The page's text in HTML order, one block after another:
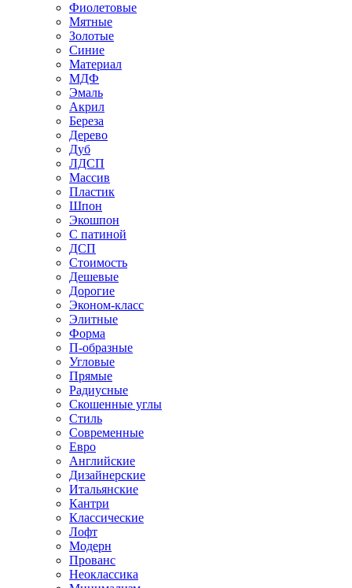
Фиолетовые
Мятные
Золотые
Синие
Материал
МДФ
Эмаль
Акрил
Береза
Дерево
Дуб
ЛДСП
Массив
Пластик
Шпон
Экошпон
С патиной
ДСП
Стоимость
Дешевые
Дорогие
Эконом-класс
Элитные
Форма
П-образные
Угловые
Прямые
Радиусные
Скошенные углы
Стиль
Современные
Евро
Английские
Дизайнерские
Итальянские
Кантри
Классические
Лофт
Модерн
Прованс
Неоклассика